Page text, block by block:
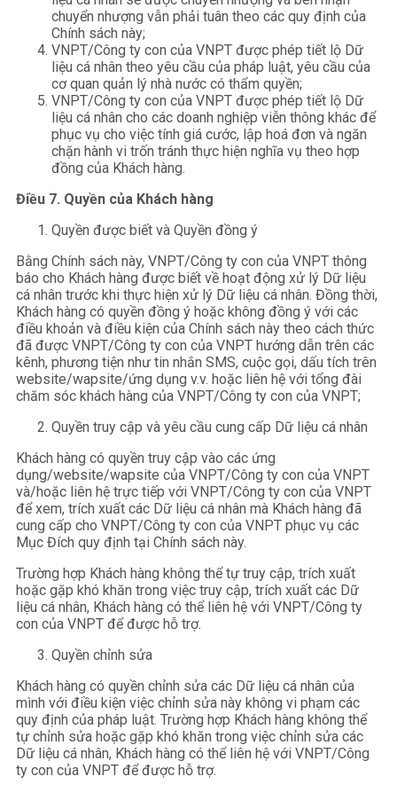
chuyển nhượng vẫn phải tuân theo các quy định của
Chính sách này;
VNPT/Công ty con của VNPT được phép tiết lộ Dữ
liệu cá nhân theo yêu cầu của pháp luật, yêu cầu của
cơ quan quản lý nhà nước có thẩm quyền;
VNPT/Công ty con của VNPT được phép tiết lộ Dữ
liệu cá nhân cho các doanh nghiệp viễn thông khác để
phục vụ cho việc tính giá cước, lập hoá đơn và ngăn
chặn hành vi trốn tránh thực hiện nghĩa vụ theo hợp
đồng của Khách hàng.
Điều 7. Quyền của Khách hàng
Quyền được biết và Quyền đồng ý
Bằng Chính sách này, VNPT/Công ty con của VNPT thông
báo cho Khách hàng được biết về hoạt động xử lý Dữ liệu
cá nhân trước khi thực hiện xử lý Dữ liệu cá nhân. Đồng thời,
Khách hàng có quyền đồng ý hoặc không đồng ý với các
điều khoản và điều kiện của Chính sách này theo cách thức
đã được VNPT/Công ty con của VNPT hướng dẫn trên các
kênh, phương tiện như tin nhắn SMS, cuộc gọi, dấu tích trên
website/wapsite/ứng dụng v.v. hoặc liên hệ với tổng đài
chăm sóc khách hàng của VNPT/Công ty con của VNPT;
Quyền truy cập và yêu cầu cung cấp Dữ liệu cá nhân
Khách hàng có quyền truy cập vào các ứng
dụng/website/wapsite của VNPT/Công ty con của VNPT
và/hoặc liên hệ trực tiếp với VNPT/Công ty con của VNPT
để xem, trích xuất các Dữ liệu cá nhân mà Khách hàng đã
cung cấp cho VNPT/Công ty con của VNPT phục vụ các
Mục Đích quy định tại Chính sách này.
Trường hợp Khách hàng không thể tự truy cập, trích xuất
hoặc gặp khó khăn trong việc truy cập, trích xuất các Dữ
liệu cá nhân, Khách hàng có thể liên hệ với VNPT/Công ty
con của VNPT để được hỗ trợ.
Quyền chỉnh sửa
Khách hàng có quyền chỉnh sửa các Dữ liệu cá nhân của
mình với điều kiện việc chỉnh sửa này không vi phạm các
quy định của pháp luật. Trường hợp Khách hàng không thể
tự chỉnh sửa hoặc gặp khó khăn trong việc chỉnh sửa các
Dữ liệu cá nhân, Khách hàng có thể liên hệ với VNPT/Công
ty con của VNPT để được hỗ trợ.